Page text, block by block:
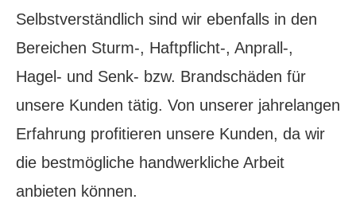
Selbstverständlich sind wir ebenfalls in den
Bereichen Sturm-, Haftpflicht-, Anprall-,
Hagel- und Senk- bzw. Brandschäden für
unsere Kunden tätig. Von unserer jahrelangen
Erfahrung profitieren unsere Kunden, da wir
die bestmögliche handwerkliche Arbeit
anbieten können.